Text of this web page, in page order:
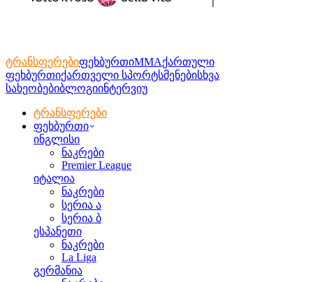
ტრანსფერებიფეხბურთიMMAქართული
ფეხბურთიქართველი სპორტსმენებისხვა
სახეობებიბლოგიინტერვიუ
ტრანსფერები
ფეხბურთი
ინგლისი
ნაკრები
Premier League
იტალია
ნაკრები
სერია ა
სერია ბ
ესპანეთი
ნაკრები
La Liga
გერმანია